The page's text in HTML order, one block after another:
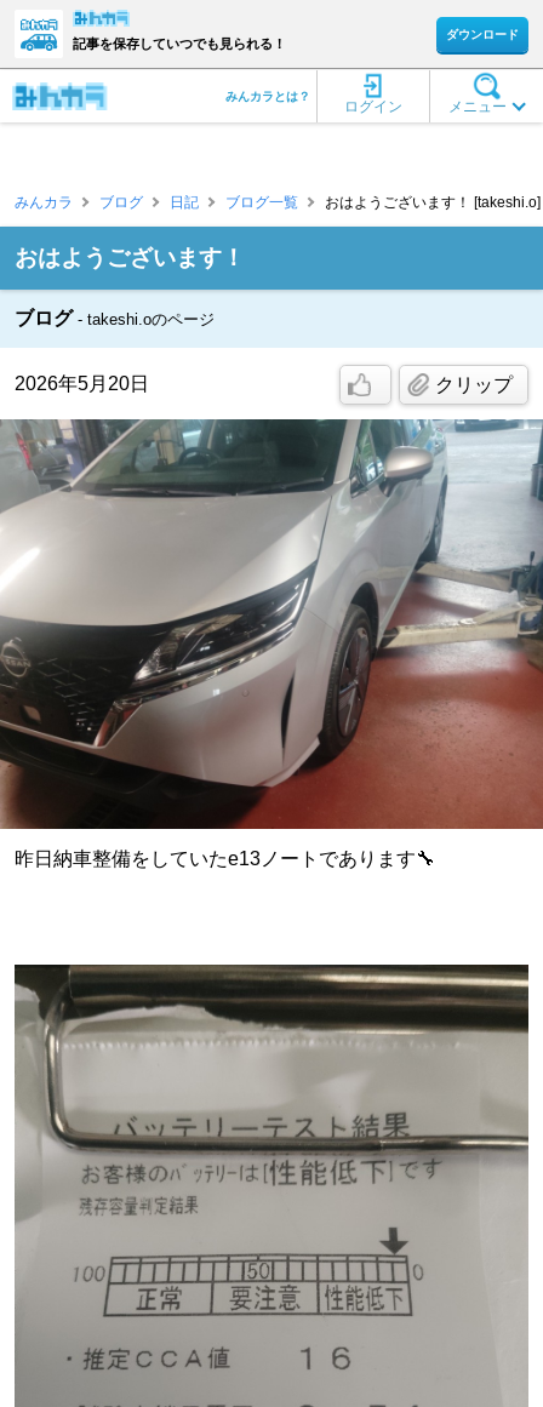
記事を保存していつでも見られる！
ダウンロード
メニュー
ログイン
みんカラとは？
みんカラ ブログ 日記 ブログ一覧 おはようございます！ [takeshi.o]
おはようございます！
ブログ takeshi.oのページ
2026年5月20日 クリップ
昨日納車整備をしていたe13ノートであります🔧